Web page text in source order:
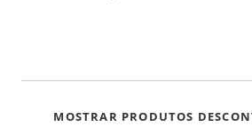
MOSTRAR PRODUTOS